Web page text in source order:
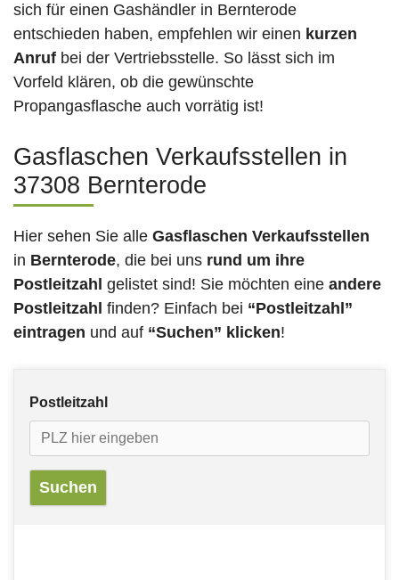
sich für einen Gashändler in Bernterode
entschieden haben, empfehlen wir einen kurzen
Anruf bei der Vertriebsstelle. So lässt sich im
Vorfeld klären, ob die gewünschte
Propangasflasche auch vorrätig ist!
Gasflaschen Verkaufsstellen in
37308 Bernterode
Hier sehen Sie alle Gasflaschen Verkaufsstellen
in Bernterode, die bei uns rund um ihre
Postleitzahl gelistet sind! Sie möchten eine andere
Postleitzahl finden? Einfach bei “Postleitzahl”
eintragen und auf “Suchen” klicken!
Postleitzahl